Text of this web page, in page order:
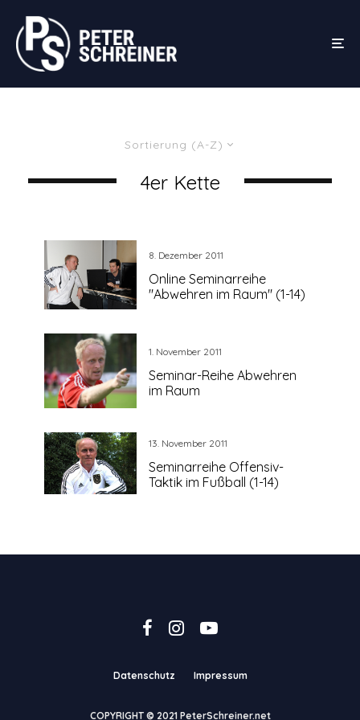
Sortierung (A-Z)
4er Kette
8. Dezember 2011
Online Seminarreihe
"Abwehren im Raum" (1-14)
1. November 2011
Seminar-Reihe Abwehren
im Raum
13. November 2011
Seminarreihe Offensiv-
Taktik im Fußball (1-14)
Datenschutz Impressum
COPYRIGHT © 2021 PeterSchreiner.net